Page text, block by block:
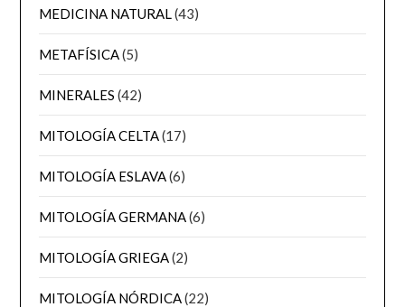
MEDICINA NATURAL(43)
METAFÍSICA(5)
MINERALES (42)
MITOLOGÍA CELTA(17)
MITOLOGÍA ESLAVA(6)
MITOLOGÍA GERMANA(6)
MITOLOGÍA GRIEGA(2)
MITOLOGÍA NÓRDICA(22)